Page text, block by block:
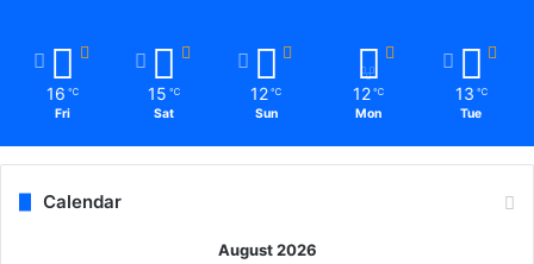
16 ℃
Fri
15 ℃
Sat
12 ℃
Sun
12 ℃
Mon
13 ℃
Tue
Calendar
August 2026